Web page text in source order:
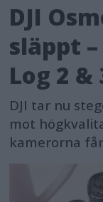
DJI
släppt
Log 2
DJI tar nu
mot
kamerorna